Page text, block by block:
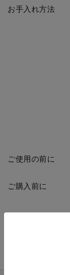
お手入れ方法
ご使用の前に
ご購入前に